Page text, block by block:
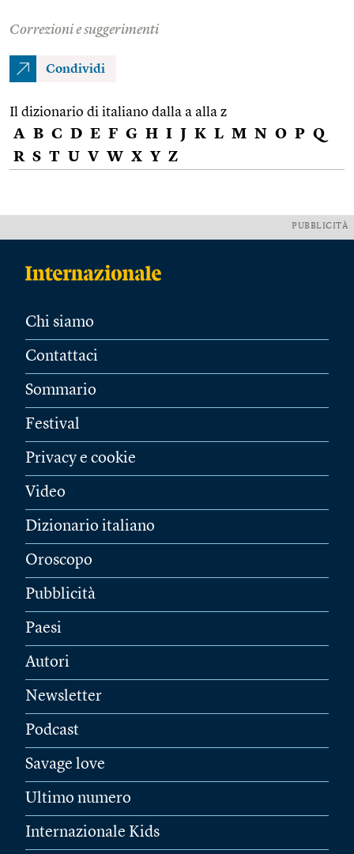
Correzioni e suggerimenti
Condividi
Il dizionario di italiano dalla a alla z
A B C D E F G H I J K L M N O P Q
R S T U V W X Y Z
PUBBLICITÀ
Chi siamo
Contattaci
Sommario
Festival
Privacy e cookie
Video
Dizionario italiano
Oroscopo
Pubblicità
Paesi
Autori
Newsletter
Podcast
Savage love
Ultimo numero
Internazionale Kids